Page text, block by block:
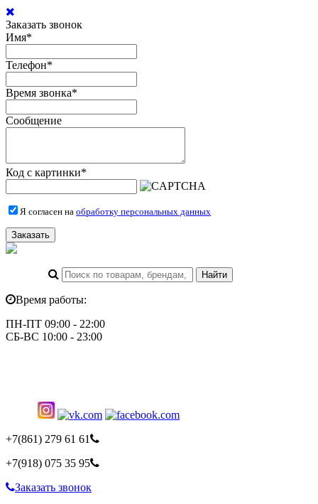
Заказать звонок
Имя*
Телефон*
Время звонка*
Сообщение
Код с картинки*
Я согласен на обработку персональных данных
Заказать
Время работы:
ПН-ПТ 09:00 - 22:00
СБ-ВС 10:00 - 23:00
+7(861) 279 61 61
+7(918) 075 35 95
Заказать звонок